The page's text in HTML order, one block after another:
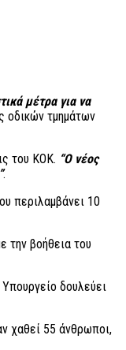
μέτρα για να
οδικών τμημάτων
του ΚΟΚ. “Ο νέος
.
περιλαμβάνει 10
την βοήθεια του
δουλεύει
χαθεί 55 άνθρωποι,